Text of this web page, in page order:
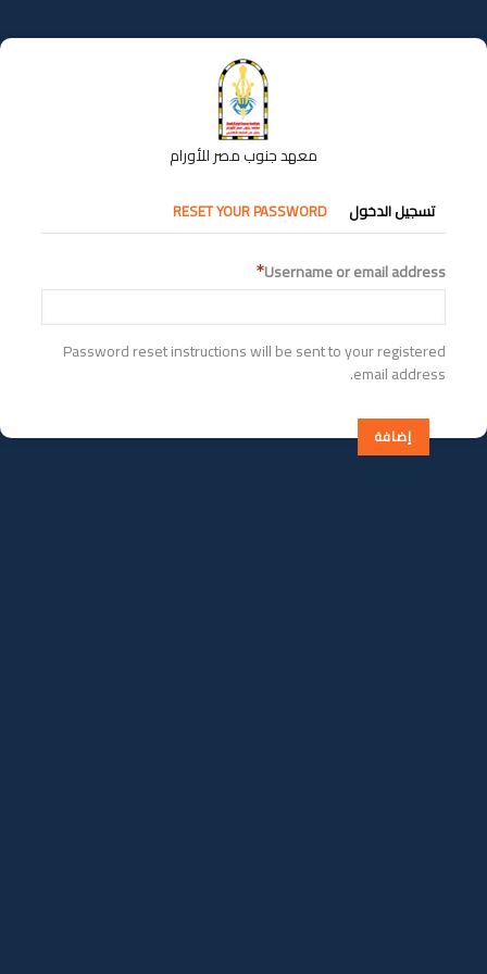
إلى
المحتوى
معهد جنوب مصر للأورام
التبويبات
الأساسية
تسجيل الدخول RESET YOUR PASSWORD
Username or email address
Password reset instructions will be sent to your registered
email address.